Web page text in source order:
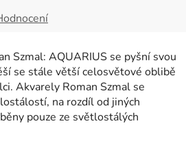
Szmal: AQUARIUS se pyšní svou
se stále větší celosvětové oblibě
Akvarely Roman Szmal se
na rozdíl od jiných
pouze ze světlostálých